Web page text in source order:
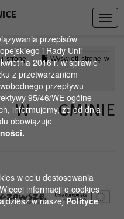
przepisów
i Rady Unii
2016 r. w sprawie
z przetwarzaniem
przepływu
95/46/WE ogólne
informujemy, że od dnia
obowiązuje
w celu dostosowania
informacji o cookies
w naszejPolityce
stronę Wyświetl stronę w
W GMINIE